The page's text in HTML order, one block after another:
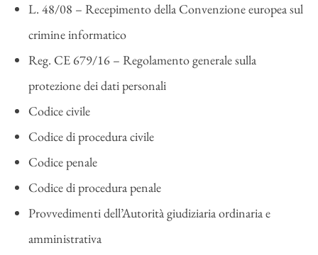
L. 48/08 – Recepimento della Convenzione europea sul
crimine informatico
Reg. CE 679/16 – Regolamento generale sulla
protezione dei dati personali
Codice civile
Codice di procedura civile
Codice penale
Codice di procedura penale
Provvedimenti dell’Autorità giudiziaria ordinaria e
amministrativa